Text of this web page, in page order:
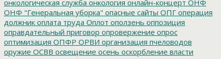
онкологическая служба онкология онлайн-концерт ОНФ
ОНФ "Генеральная уборка" опасные сайты ОПГ операция
должник оплата труда Оплот оползень оппозиция
оправдательный приговор опровержение опрос
оптимизация ОПФР ОРВИ организация пчеловодов
оружие ОСВВ освещение осень оскорбление власти